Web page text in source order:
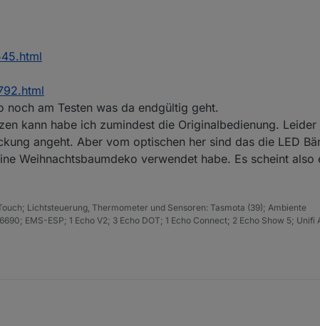
noch am Testen was da endgültig geht.
kann habe ich zumindest die Originalbedienung. Leider
angeht. Aber vom optischen her sind das die LED
Weihnachtsbaumdeko verwendet habe. Es scheint also
Lichtsteuerung, Thermometer und Sensoren: Tasmota (39); Ambiente
EMS-ESP; 1 Echo V2; 3 Echo DOT; 1 Echo Connect; 2 Echo Show 5; Unifi